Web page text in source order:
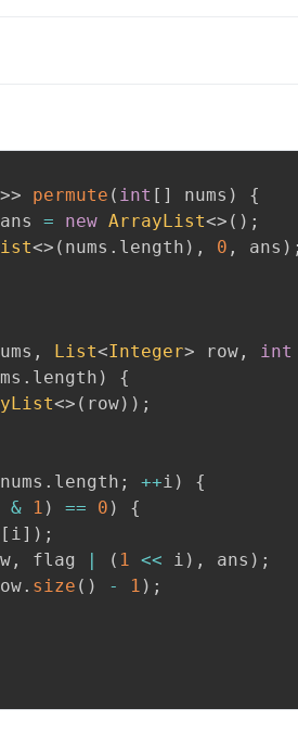
>> permute ( int [ ] nums )
{
ans = new ArrayList<> ( ) ;
<> ( nums . length ) , 0 , ans ) ;
, List<Integer> row , int
. length )
{
<> ( row) ) ;
nums . length ; ++i )
{
& 1 ) == 0 )
{
[ i] ) ;
, flag ( 1 << i ) , ans ) ;
. size ( ) - 1 ) ;